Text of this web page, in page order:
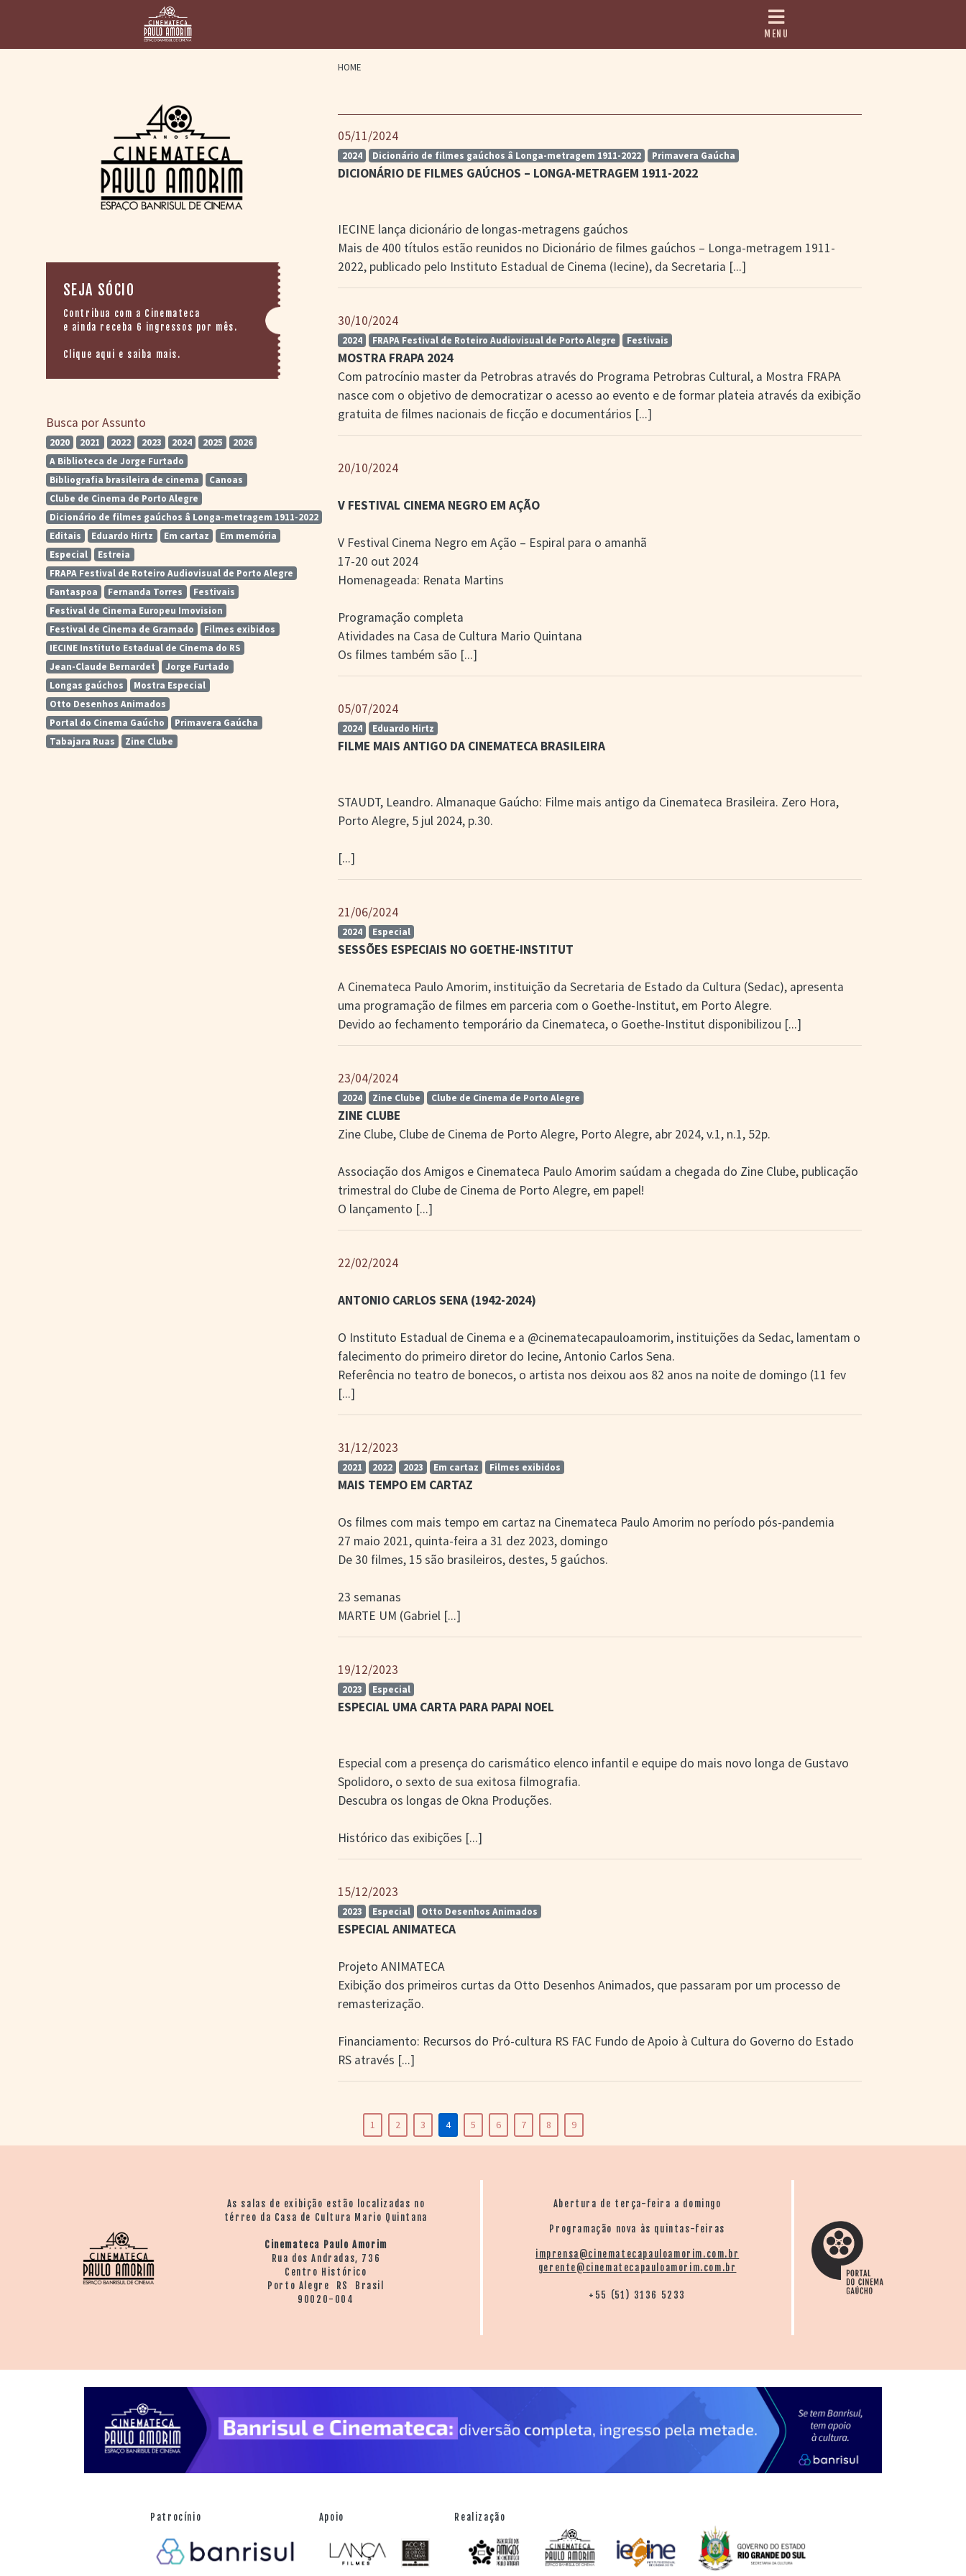
> HOMENAGEADOS
> ASSOCIAÇÃO DOS
> BIBLIOTECA
> GRADE SEMANAL
> PREÇOS E
DESCONTOS
> SALAS
PORTAL DO
CINEMA GAÚCHO
> LISTA DE FILMES
> FILMOGRAFIAS DE
CINEASTAS
> DISCOGRAFIAS
> BIBLIOGRAFIAS
CONTATO E
LOCALIZAÇÃO
MENU
HOME
SEJA SÓCIO
Contribua com a Cinemateca
e ainda receba 6 ingressos por mês.
Clique aqui e saiba mais.
Busca por Assunto
2020 2021 2022 2023 2024 2025
2026
A Biblioteca de Jorge Furtado
Bibliografia brasileira de cinema
Canoas
Clube de Cinema de Porto Alegre
Dicionário de filmes gaúchos â Longa-metragem 1911-2022
Editais
Eduardo Hirtz Em cartaz
Em memória
Especial
Estreia
FRAPA Festival de Roteiro Audiovisual de Porto Alegre
Fantaspoa
Fernanda Torres
Festivais
Festival de Cinema Europeu Imovision
Festival de Cinema de Gramado
Filmes exibidos
IECINE Instituto Estadual de Cinema do RS
Jean-Claude Bernardet
Jorge Furtado
Longas gaúchos
Mostra Especial
Otto Desenhos Animados
Portal do Cinema Gaúcho
Primavera Gaúcha
Tabajara Ruas
Zine Clube
05/11/2024
2024 Dicionário de filmes gaúchos â Longa-metragem 1911-2022 Primavera Gaúcha
DICIONÁRIO DE FILMES GAÚCHOS – LONGA-METRAGEM 1911-2022
IECINE lança dicionário de longas-metragens gaúchos
Mais de 400 títulos estão reunidos no Dicionário de filmes gaúchos – Longa-metragem 1911-
2022, publicado pelo Instituto Estadual de Cinema (Iecine), da Secretaria [...]
30/10/2024
2024 FRAPA Festival de Roteiro Audiovisual de Porto Alegre Festivais
MOSTRA FRAPA 2024
Com patrocínio master da Petrobras através do Programa Petrobras Cultural, a Mostra FRAPA
nasce com o objetivo de democratizar o acesso ao evento e de formar plateia através da exibição
gratuita de filmes nacionais de ficção e documentários [...]
20/10/2024
V FESTIVAL CINEMA NEGRO EM AÇÃO
V Festival Cinema Negro em Ação – Espiral para o amanhã
17-20 out 2024
Homenageada: Renata Martins
Programação completa
Atividades na Casa de Cultura Mario Quintana
Os filmes também são [...]
05/07/2024
2024 Eduardo Hirtz
FILME MAIS ANTIGO DA CINEMATECA BRASILEIRA
STAUDT, Leandro. Almanaque Gaúcho: Filme mais antigo da Cinemateca Brasileira. Zero Hora,
Porto Alegre, 5 jul 2024, p.30.
[...]
21/06/2024
2024 Especial
SESSÕES ESPECIAIS NO GOETHE-INSTITUT
A Cinemateca Paulo Amorim, instituição da Secretaria de Estado da Cultura (Sedac), apresenta
uma programação de filmes em parceria com o Goethe-Institut, em Porto Alegre.
Devido ao fechamento temporário da Cinemateca, o Goethe-Institut disponibilizou [...]
23/04/2024
2024 Zine Clube Clube de Cinema de Porto Alegre
ZINE CLUBE
Zine Clube, Clube de Cinema de Porto Alegre, Porto Alegre, abr 2024, v.1, n.1, 52p.
Associação dos Amigos e Cinemateca Paulo Amorim saúdam a chegada do Zine Clube, publicação
trimestral do Clube de Cinema de Porto Alegre, em papel!
O lançamento [...]
22/02/2024
ANTONIO CARLOS SENA (1942-2024)
O Instituto Estadual de Cinema e a @cinematecapauloamorim, instituições da Sedac, lamentam o
falecimento do primeiro diretor do Iecine, Antonio Carlos Sena.
Referência no teatro de bonecos, o artista nos deixou aos 82 anos na noite de domingo (11 fev
[...]
31/12/2023
2021 2022 2023 Em cartaz Filmes exibidos
MAIS TEMPO EM CARTAZ
Os filmes com mais tempo em cartaz na Cinemateca Paulo Amorim no período pós-pandemia
27 maio 2021, quinta-feira a 31 dez 2023, domingo
De 30 filmes, 15 são brasileiros, destes, 5 gaúchos.
23 semanas
MARTE UM (Gabriel [...]
19/12/2023
2023 Especial
ESPECIAL UMA CARTA PARA PAPAI NOEL
Especial com a presença do carismático elenco infantil e equipe do mais novo longa de Gustavo
Spolidoro, o sexto de sua exitosa filmografia.
Descubra os longas de Okna Produções.
Histórico das exibições [...]
15/12/2023
2023 Especial Otto Desenhos Animados
ESPECIAL ANIMATECA
Projeto ANIMATECA
Exibição dos primeiros curtas da Otto Desenhos Animados, que passaram por um processo de
remasterização.
Financiamento: Recursos do Pró-cultura RS FAC Fundo de Apoio à Cultura do Governo do Estado
RS através [...]
1 2 3 4 5 6 7 8 9
As salas de exibição estão localizadas no
térreo da Casa de Cultura Mario Quintana
Cinemateca Paulo Amorim
Rua dos Andradas, 736
Centro Histórico
Porto Alegre RS Brasil
90020-004
Abertura de terça-feira a domingo
Programação nova às quintas-feiras
imprensa@cinematecapauloamorim.com.br
gerente@cinematecapauloamorim.com.br
+55 (51) 3136 5233
Patrocínio Apoio Realização